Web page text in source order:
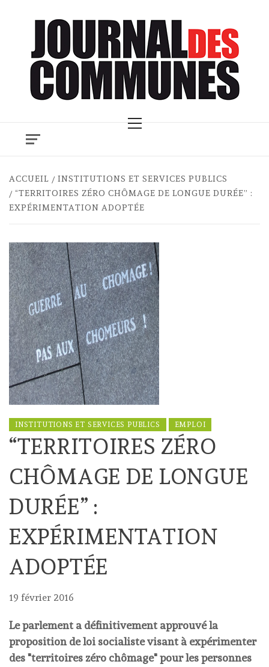
Menu
ACCUEIL
INSTITUTIONS ET SERVICES PUBLICS
“TERRITOIRES ZÉRO CHÔMAGE DE LONGUE DURÉE” :
EXPÉRIMENTATION ADOPTÉE
INSTITUTIONS ET SERVICES PUBLICS EMPLOI
“TERRITOIRES ZÉRO
CHÔMAGE DE LONGUE
DURÉE” :
EXPÉRIMENTATION
ADOPTÉE
19 février 2016
Le parlement a définitivement approuvé la
proposition de loi socialiste visant à expérimenter
des "territoires zéro chômage" pour les personnes